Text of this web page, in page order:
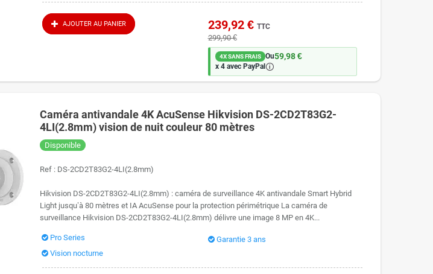
AJOUTER AU PANIER 239,92 € TTC
299,90 €
4X SANS FRAIS Ou59,98 €
x 4 avec PayPal🛈
Caméra antivandale 4K AcuSense Hikvision DS-2CD2T83G2-
4LI(2.8mm) vision de nuit couleur 80 mètres
Disponible
Ref : DS-2CD2T83G2-4LI(2.8mm)
Hikvision DS-2CD2T83G2-4LI(2.8mm) : caméra de surveillance 4K antivandale Smart Hybrid
Light jusqu’à 80 mètres et IA AcuSense pour la protection périmétrique La caméra de
surveillance Hikvision DS-2CD2T83G2-4LI(2.8mm) délivre une image 8 MP en 4K...
Pro Series
Vision nocturne
Garantie 3 ans